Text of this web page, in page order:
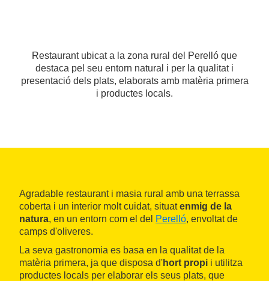
Restaurant ubicat a la zona rural del Perelló que
destaca pel seu entorn natural i per la qualitat i
presentació dels plats, elaborats amb matèria primera
i productes locals.
Agradable restaurant i masia rural amb una terrassa
coberta i un interior molt cuidat, situatenmig de la
natura, en un entorn com el del Perelló, envoltat de
camps d'oliveres.
La seva gastronomia es basa en la qualitat de la
matèria primera, ja que disposa d'hort propi i utilitza
productes locals per elaborar els seus plats, que